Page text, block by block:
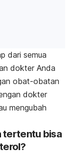
dari semua
dokter Anda
obat-obatan
dokter
mengubah
tertentu bisa